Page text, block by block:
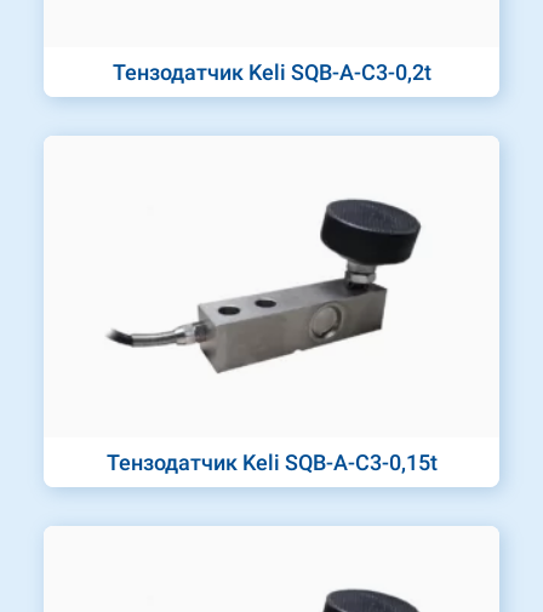
Тензодатчик Keli SQB-A-C3-0,2t
Тензодатчик Keli SQB-A-C3-0,15t